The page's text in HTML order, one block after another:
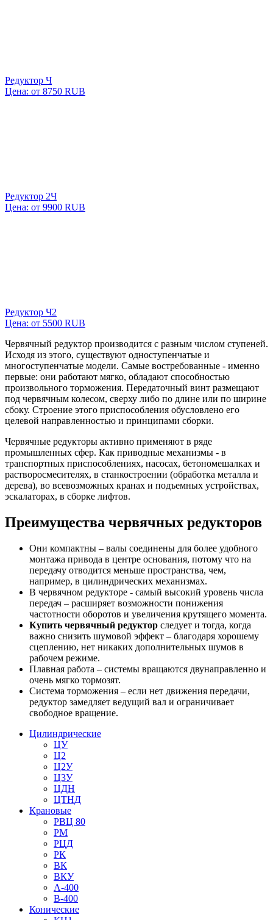
Редуктор Ч
Цена: от 8750 RUB
Редуктор 2Ч
Цена: от 9900 RUB
Редуктор Ч2
Цена: от 5500 RUB
Червячный редуктор производится с разным числом ступеней.
Исходя из этого, существуют одноступенчатые и
многоступенчатые модели. Самые востребованные - именно
первые: они работают мягко, обладают способностью
произвольного торможения. Передаточный винт размещают
под червячным колесом, сверху либо по длине или по ширине
сбоку. Строение этого приспособления обусловлено его
целевой направленностью и принципами сборки.
Червячные редукторы активно применяют в ряде
промышленных сфер. Как приводные механизмы - в
транспортных приспособлениях, насосах, бетономешалках и
растворосмесителях, в станкостроении (обработка металла и
дерева), во всевозможных кранах и подъемных устройствах,
эскалаторах, в сборке лифтов.
Преимущества червячных редукторов
Они компактны – валы соединены для более удобного
монтажа привода в центре основания, потому что на
передачу отводится меньше пространства, чем,
например, в цилиндрических механизмах.
В червячном редукторе - самый высокий уровень числа
передач – расширяет возможности понижения
частотности оборотов и увеличения крутящего момента.
Купить червячный редуктор следует и тогда, когда
важно снизить шумовой эффект – благодаря хорошему
сцеплению, нет никаких дополнительных шумов в
рабочем режиме.
Плавная работа – системы вращаются двунаправленно и
очень мягко тормозят.
Система торможения – если нет движения передачи,
редуктор замедляет ведущий вал и ограничивает
свободное вращение.
Цилиндрические
ЦУ
Ц2
Ц2У
Ц3У
ЦДН
ЦТНД
Крановые
РВЦ 80
РМ
РЦД
РК
ВК
ВКУ
А-400
В-400
Конические